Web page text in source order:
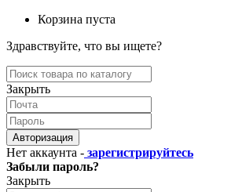
Корзина пуста
Здравствуйте, что вы ищете?
Закрыть
Авторизация
Нет аккаунта - зарегистрируйтесь
Забыли пароль?
Закрыть